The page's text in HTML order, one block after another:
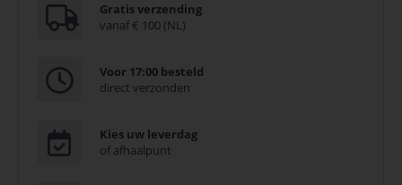
Gratis verzending
vanaf € 100 (NL)
Voor 17:00 besteld
direct verzonden
Kies uw leverdag
of afhaalpunt